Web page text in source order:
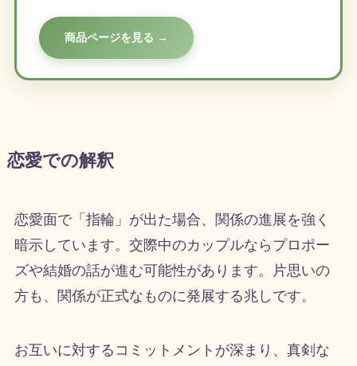
商品ページを見る →
恋愛での解釈
恋愛面で「指輪」が出た場合、関係の進展を強く
暗示しています。交際中のカップルならプロポー
ズや結婚の話が進む可能性があります。片思いの
方も、関係が正式なものに発展する兆しです。
お互いに対するコミットメントが深まり、真剣な